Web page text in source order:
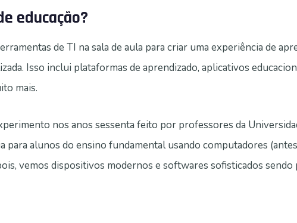
educação?
de TI na sala de aula para criar uma experiência de
Isso inclui plataformas de aprendizado, aplicativos
mais.
nos anos sessenta feito por professores da
para alunos do ensino fundamental usando computadores
vemos dispositivos modernos e softwares sofisticados